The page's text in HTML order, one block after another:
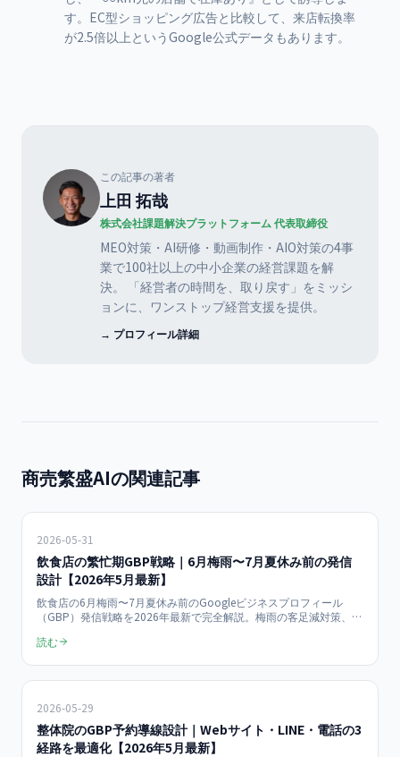
す。EC型ショッピング広告と比較して、来店転換率
が2.5倍以上というGoogle公式データもあります。
この記事の著者
上田 拓哉
株式会社課題解決プラットフォーム 代表取締役
MEO対策・AI研修・動画制作・AIO対策の4事
業で100社以上の中小企業の経営課題を解
決。 「経営者の時間を、取り戻す」をミッシ
ョンに、ワンストップ経営支援を提供。
→ プロフィール詳細
商売繁盛AIの関連記事
2026-05-31
飲食店の繁忙期GBP戦略｜6月梅雨〜7月夏休み前の発信
設計【2026年5月最新】
飲食店の6月梅雨〜7月夏休み前のGoogleビジネスプロフィール
（GBP）発信戦略を2026年最新で完全解説。梅雨の客足減対策、夏
ス席アピールなど業態別の集客投稿テンプレを店舗オーナー向けに
読む
2026-05-29
整体院のGBP予約導線設計｜Webサイト・LINE・電話の3
経路を最適化【2026年5月最新】